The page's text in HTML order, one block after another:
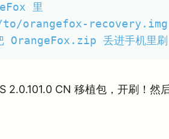
里
orangefox-recovery.img
OrangeFox.zip 丢进手机里
2.0.101.0 CN 移植包，开刷！然